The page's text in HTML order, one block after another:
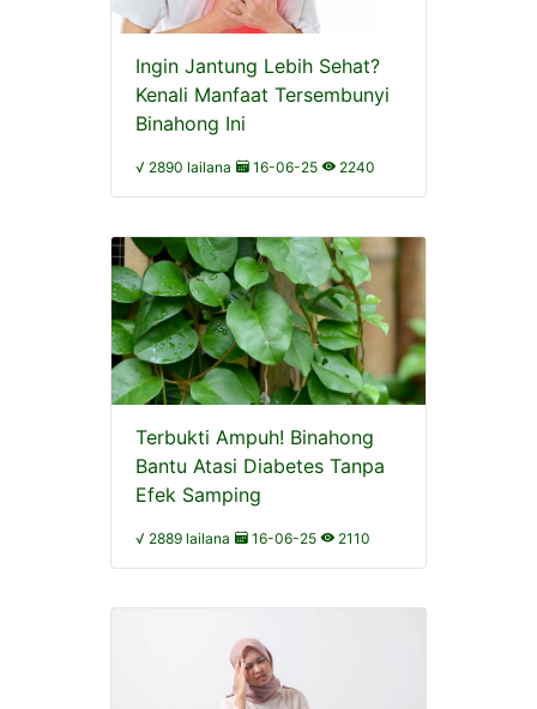
Ingin Jantung Lebih Sehat?
Kenali Manfaat Tersembunyi
Binahong Ini
√ 2890 lailana 16-06-25 2240
Terbukti Ampuh! Binahong
Bantu Atasi Diabetes Tanpa
Efek Samping
√ 2889 lailana 16-06-25 2110